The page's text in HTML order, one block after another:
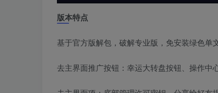
版本特点
基于官方版解包，破解专业版，免安装绿色单
去主界面推广按钮：幸运大转盘按钮、操作中